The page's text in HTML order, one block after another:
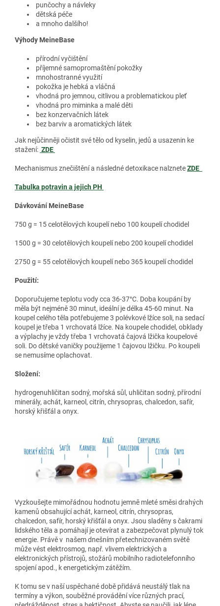
punčochy a návleky
dětská péče
a mnoho dalšího!
Výhody MeineBase
přírodní vyčištění
příjemné samopromaštění pokožky
mnohostranné využití
pokožka je hebká a vláčná
vhodná pro jemnou, citlivou a problematickou pleť
vhodná pro miminka a malé děti
bez konzervačních látek
bez barviv a aromatických látek
Jak nejůčinněji očistit své tělo od kyselin, jedů a usazenin ke
stažení: ZDE
Mechanismus znečištění a následné detoxikace nalzneteZDE
Tabulka potravin a jejich PH
Dávkování MeineBase
750 g = 15 celotělových koupelí nebo 100 koupelí chodidel
1500 g = 30 celotělových koupelí nebo 200 koupelí chodidel
2750 g = 55 celotělových koupelí nebo 365 koupelí chodidel
Použití:
Doporučujeme teplotu vody cca 36-37°C. Doba koupání by
měla být nejméně 30 minut, ideální je délka 45-60 minut. Na
koupel celého těla potřebujeme 3 polévkové lžíce soli, na sedací
koupel je třeba 1 vrchovatá lžíce. Na koupele chodidel, obklady
a výplachy je vždy třeba 1 vrchovatá čajová lžička koupelové
soli. Do dětské vaničky použijeme 1 čajovou lžičku. Po koupeli
se nemusíme oplachovat.
Složení:
hydrogenuhličitan sodný, mořská sůl, uhličitan sodný, přírodní
minerály, achát, karneol, citrín, chrysopras, chalcedon, safír,
horský křišťál a onyx.
Vyzkoušejte mimořádnou hodnotu jemně mleté směsi drahých
kamenů obsahující achát, karneol, citrín, chrysopras,
chalcedon, safír, horský křišťál a onyx. Jsou sladěny s čakrami
lidského těla a pomáhají je otevírat a zabezpečovat plynulý tok
energie. Právě v našem dnešním přetechnizovaném světě
může vést elektrosmog, např. vlivem elektrických a
elektronických přístrojů, stožárů mobilního radiotelefonního
spojení apod., k energetickým zátěžím.
K tomu se v naší uspěchané době přidává neustálý tlak na
termíny a výkon, souběžné provádění více různých prací,